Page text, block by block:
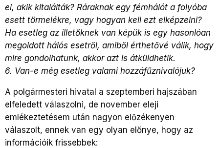
el, akik kitalálták? Ráraknak egy fémhálót a folyóba
esett törmelékre, vagy hogyan kell ezt elképzelni?
Ha esetleg az illetőknek van képük is egy hasonlóan
megoldott hálós esetről, amiből érthetővé válik, hogy
mire gondolhatunk, akkor azt is átküldhetik.
6. Van-e még esetleg valami hozzáfűznivalójuk?
A polgármesteri hivatal a szeptemberi hajszában
elfeledett válaszolni, de november eleji
emlékeztetésem után nagyon előzékenyen
válaszolt, ennek van egy olyan előnye, hogy az
információik frissebbek: